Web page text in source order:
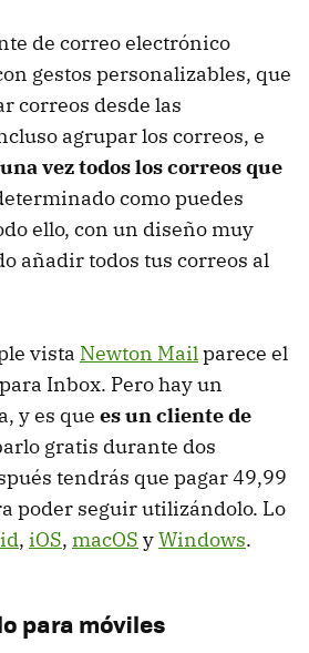
de correo electrónico
gestos personalizables, que
correos desde las
agrupar los correos, e
vez todos los correos que
como puedes
ello, con un diseño muy
añadir todos tus correos al
vista Newton Mailparece el
Inbox. Pero hay un
y es que es un cliente de
gratis durante dos
tendrás que pagar 49,99
poder seguir utilizándolo. Lo
, iOS, macOS yWindows.
para móviles